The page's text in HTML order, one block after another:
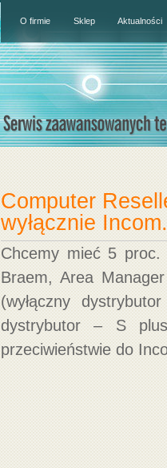
O firmie Sklep Aktualności
Computer
wyłącznie
Chcemy mieć 5 proc.
Braem, Area
(wyłączny
dystrybutor – S
przeciwieństwie do